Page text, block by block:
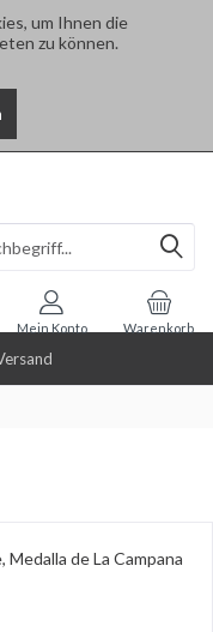
um Ihnen die
zu können.
Warenkorb
Mein Konto